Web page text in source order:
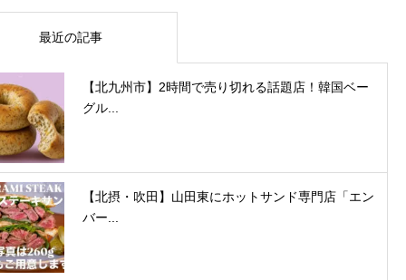
最近の記事
【北九州市】2時間で売り切れる話題店！韓国ベー
グル...
【北摂・吹田】山田東にホットサンド専門店「エン
バー...